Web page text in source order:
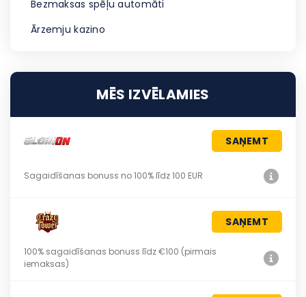
Bezmaksas spēļu automāti
Ārzemju kazino
MĒS IZVĒLAMIES
SAŅEMT
Sagaidīšanas bonuss no 100% līdz 100 EUR
SAŅEMT
100% sagaidīšanas bonuss līdz €100 (pirmais
iemaksas)